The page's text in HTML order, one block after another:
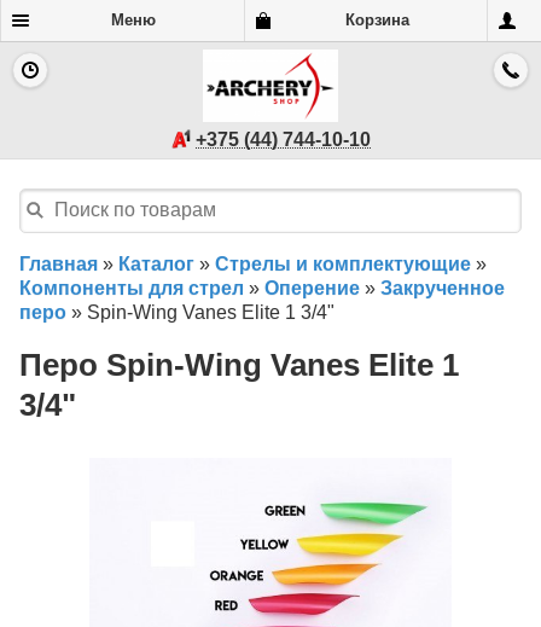
Меню Корзина
+375 (44) 744-10-10
Главная » Каталог » Стрелы и комплектующие »
Компоненты для стрел » Оперение » Закрученное
перо » Spin-Wing Vanes Elite 1 3/4"
Перо Spin-Wing Vanes Elite 1
3/4"